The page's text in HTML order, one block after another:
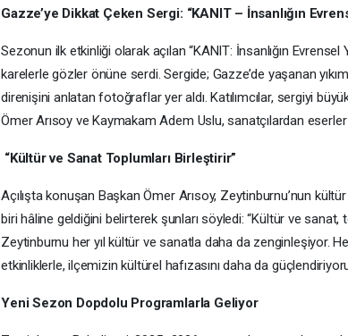
Gazze’ye Dikkat Çeken Sergi: “KANIT – İnsanlığın
Sezonun ilk etkinliği olarak açılan “KANIT: İnsanlığın Evrensel
karelerle gözler önüne serdi. Sergide; Gazze’de yaşanan
direnişini anlatan fotoğraflar yer aldı. Katılımcılar, sergiyi
Ömer Arısoy ve Kaymakam Adem Uslu, sanatçılardan eserler
“Kültür ve Sanat Toplumları Birleştirir”
Açılışta konuşan Başkan Ömer Arısoy, Zeytinburnu’nun
biri hâline geldiğini belirterek şunları söyledi: “Kültür ve
Zeytinburnu her yıl kültür ve sanatla daha da zenginleşiyor.
etkinliklerle, ilçemizin kültürel hafızasını daha da
Yeni Sezon Dopdolu Programlarla Geliyor